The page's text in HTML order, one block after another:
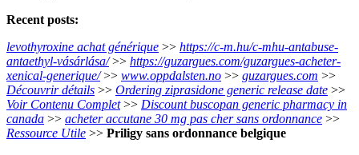
Recent posts:
levothyroxine achat générique >> https://c-m.hu/c-mhu-antabuse-
antaethyl-vásárlása/>> https://guzargues.com/guzargues-acheter-
xenical-generique/>> www.oppdalsten.no >> guzargues.com >>
Découvrir détails >> Ordering ziprasidone generic release date >>
Voir Contenu Complet>> Discount buscopan generic pharmacy in
canada >> acheter accutane 30 mg pas cher sans ordonnance >>
Ressource Utile >> Priligy sans ordonnance belgique